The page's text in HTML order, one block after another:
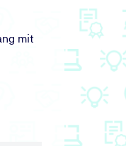
mit